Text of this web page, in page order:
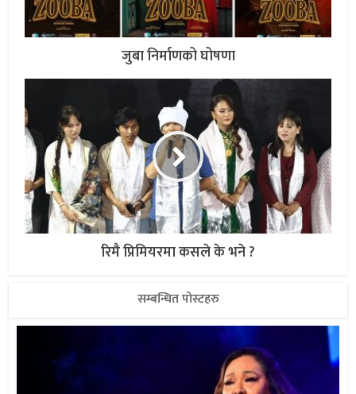
जुबा निर्माणको घोषणा
रिमै प्रिमियरमा कसले के भने ?
सम्बन्धित पोस्टहरु